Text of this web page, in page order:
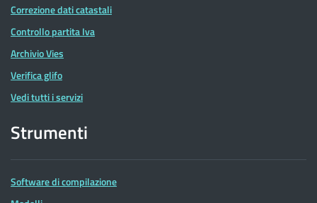
Correzione dati catastali
Controllo partita Iva
Archivio Vies
Verifica glifo
Vedi tutti i servizi
Strumenti
Software di compilazione